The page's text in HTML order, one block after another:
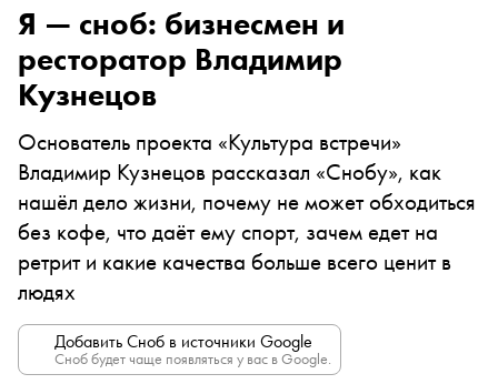
Я — сноб: бизнесмен и
ресторатор Владимир
Кузнецов
Основатель проекта «Культура встречи»
Владимир Кузнецов рассказал «Снобу», как
нашёл дело жизни, почему не может обходиться
без кофе, что даёт ему спорт, зачем едет на
ретрит и какие качества больше всего ценит в
людях
Добавить Сноб в источники Google
Сноб будет чаще появляться у вас в Google.